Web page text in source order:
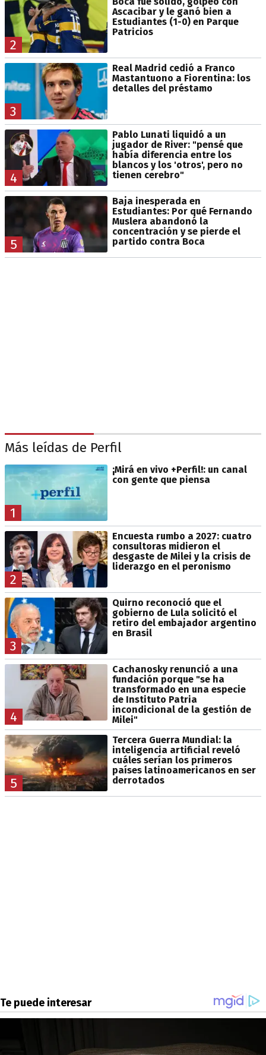
2
Ascacibar y le ganó bien a
Estudiantes (1-0) en Parque
Patricios
3
Real Madrid cedió a Franco
Mastantuono a Fiorentina: los
detalles del préstamo
4
Pablo Lunati liquidó a un
jugador de River: "pensé que
había diferencia entre los
blancos y los 'otros', pero no
tienen cerebro"
5
Baja inesperada en
Estudiantes: Por qué Fernando
Muslera abandonó la
concentración y se pierde el
partido contra Boca
Más leídas de Perfil
1
¡Mirá en vivo +Perfil!: un canal
con gente que piensa
2
Encuesta rumbo a 2027: cuatro
consultoras midieron el
desgaste de Milei y la crisis de
liderazgo en el peronismo
3
Quirno reconoció que el
gobierno de Lula solicitó el
retiro del embajador argentino
en Brasil
4
Cachanosky renunció a una
fundación porque "se ha
transformado en una especie
de Instituto Patria
incondicional de la gestión de
Milei"
5
Tercera Guerra Mundial: la
inteligencia artificial reveló
cuáles serían los primeros
países latinoamericanos en ser
derrotados